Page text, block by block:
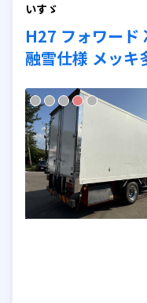
いすゞ
H27 フォワード
融雪仕様 メッキ